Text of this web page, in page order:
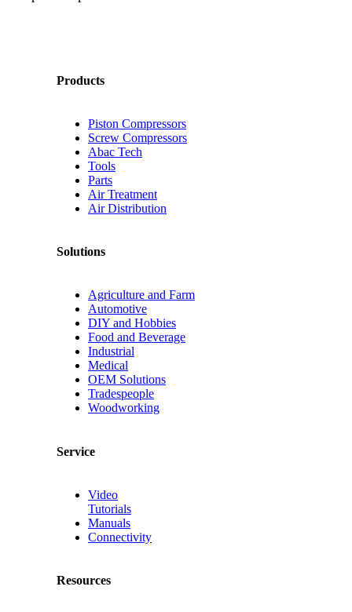
Products
Piston Compressors
Screw Compressors
Abac Tech
Tools
Parts
Air Treatment
Air Distribution
Solutions
Agriculture and Farm
Automotive
DIY and Hobbies
Food and Beverage
Industrial
Medical
OEM Solutions
Tradespeople
Woodworking
Service
Video
Tutorials
Manuals
Connectivity
Resources